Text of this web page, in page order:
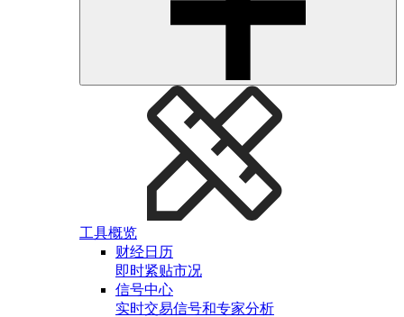
工具概览
财经日历
即时紧贴市况
信号中心
实时交易信号和专家分析